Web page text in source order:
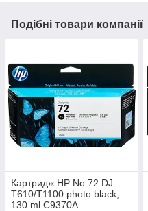
Подібні товари компанії
Картридж HP No.72 DJ
T610/T1100 photo black,
130 ml C9370A